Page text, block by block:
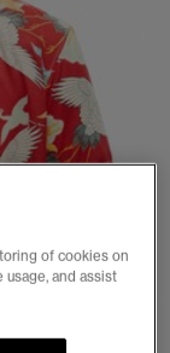
of cookies on
and assist